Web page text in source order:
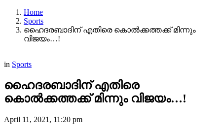
Home
Sports
ഹൈദരബാദിന് എതിരെ കൊൽക്കത്തക്ക് മിന്നും
വിജയം…!
in Sports
ഹൈദരബാദിന് എതിരെ
കൊൽക്കത്തക്ക് മിന്നും വിജയം…!
April 11, 2021, 11:20 pm